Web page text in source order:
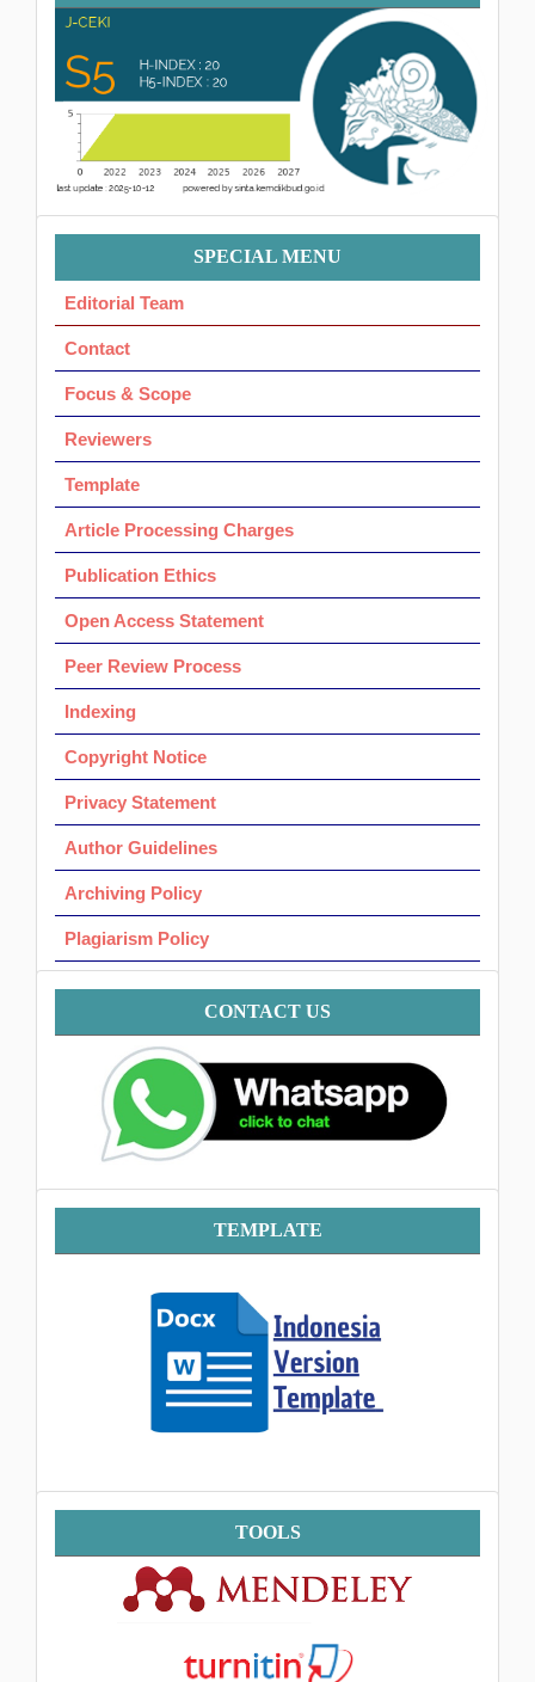
Menu
Ok
SPECIAL MENU
Editorial Team
Contact
Focus & Scope
Reviewers
Template
Article Processing Charges
Publication Ethics
Open Access Statement
Peer Review Process
Indexing
Copyright Notice
Privacy Statement
Author Guidelines
Archiving Policy
Plagiarism Policy
Contact CONTACT US
Template TEMPLATE
Tools TOOLS